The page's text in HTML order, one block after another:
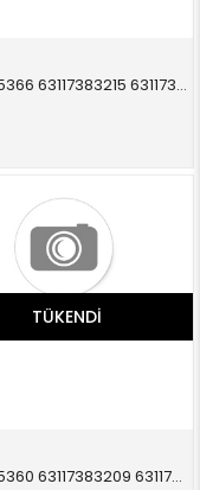
FAR 045366 63117383215 63117383215 F54,F55,F56 LED SOL 2013-2015
TÜKENDI
FAR 045360 63117383209 63117383209 F55,F56,F57,F54 LED SOL 2013-